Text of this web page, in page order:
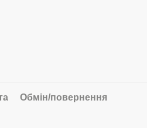
Обмін/повернення